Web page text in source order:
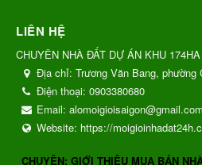
LIÊN HỆ
CHUYÊN NHÀ ĐẤT DỰ ÁN KHU
Địa chỉ: Trương Văn Bang,
Điện thoại: 0903380680
Email: alomoigioisaigon@gmail.com
Website: https://
CHUYÊN: GIỚI THIỆU MUA BÁN